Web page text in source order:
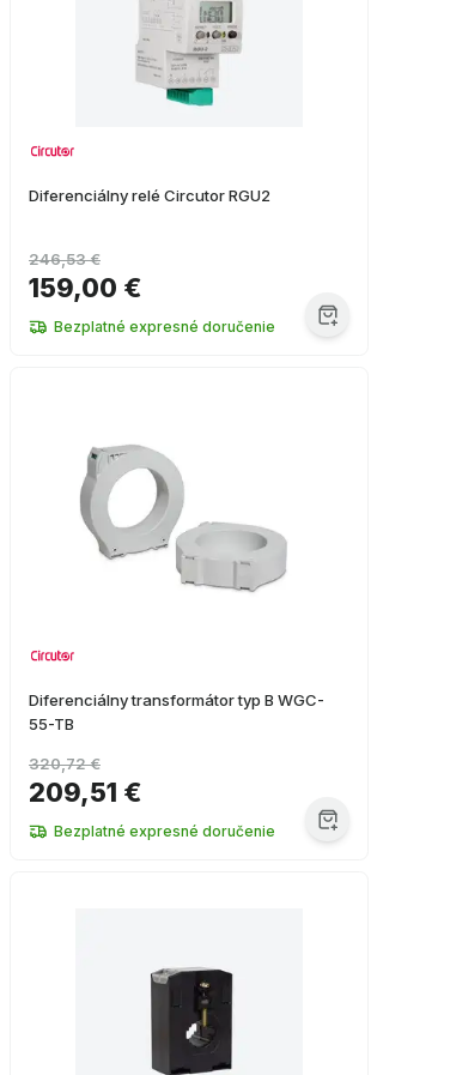
Diferenciálny relé Circutor RGU2
159,00 €
246,53 €
Bezplatné expresné doručenie
Diferenciálny transformátor typ B WGC-
55-TB
209,51 €
320,72 €
Bezplatné expresné doručenie